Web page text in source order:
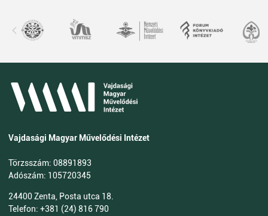
Vajdasági Magyar Művelődési Intézet
Törzsszám: 08891893
Adószám: 105720345
24400 Zenta, Posta utca 18.
Telefon: +381 (24) 816 790